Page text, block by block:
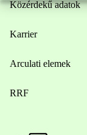
Közérdekű adatok
Karrier
Arculati elemek
RRF